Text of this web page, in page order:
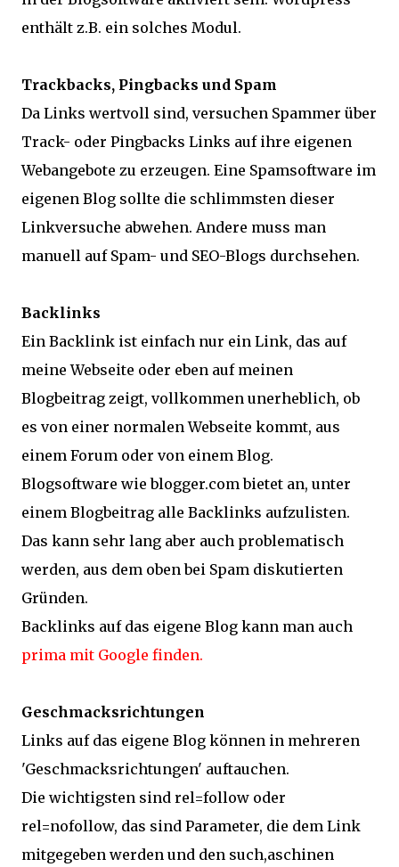
enthält z.B. ein solches Modul.
Trackbacks, Pingbacks und Spam
Da Links wertvoll sind, versuchen Spammer über
Track- oder Pingbacks Links auf ihre eigenen
Webangebote zu erzeugen. Eine Spamsoftware im
eigenen Blog sollte die schlimmsten dieser
Linkversuche abwehen. Andere muss man
manuell auf Spam- und SEO-Blogs durchsehen.
Backlinks
Ein Backlink ist einfach nur ein Link, das auf
meine Webseite oder eben auf meinen
Blogbeitrag zeigt, vollkommen unerheblich, ob
es von einer normalen Webseite kommt, aus
einem Forum oder von einem Blog.
Blogsoftware wie blogger.com bietet an, unter
einem Blogbeitrag alle Backlinks aufzulisten.
Das kann sehr lang aber auch problematisch
werden, aus dem oben bei Spam diskutierten
Gründen.
Backlinks auf das eigene Blog kann man auch
prima mit Google finden.
Geschmacksrichtungen
Links auf das eigene Blog können in mehreren
'Geschmacksrichtungen' auftauchen.
Die wichtigsten sind rel=follow oder
rel=nofollow, das sind Parameter, die dem Link
mitgegeben werden und den such,aschinen